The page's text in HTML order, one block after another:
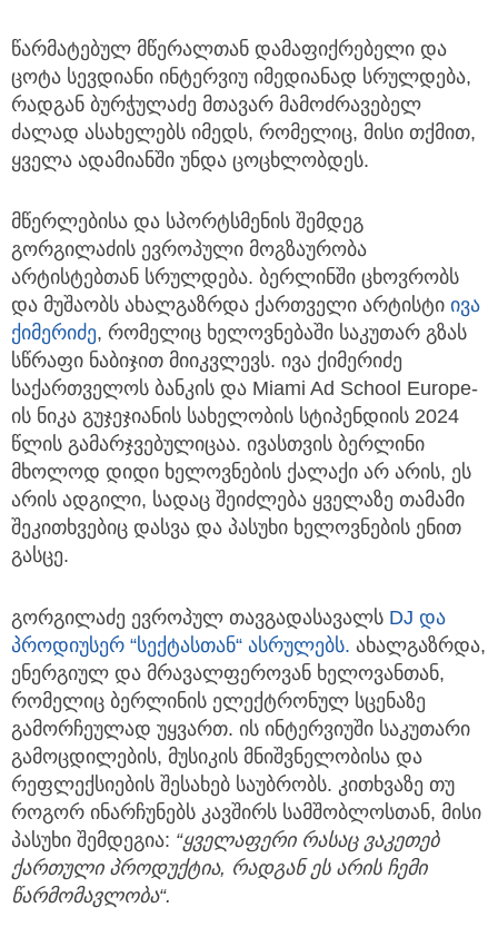
წარმატებულ მწერალთან დამაფიქრებელი და
ცოტა სევდიანი ინტერვიუ იმედიანად სრულდება,
რადგან ბურჭულაძე მთავარ მამოძრავებელ
ძალად ასახელებს იმედს, რომელიც, მისი თქმით,
ყველა ადამიანში უნდა ცოცხლობდეს.
მწერლებისა და სპორტსმენის შემდეგ
გორგილაძის ევროპული მოგზაურობა
არტისტებთან სრულდება. ბერლინში ცხოვრობს
და მუშაობს ახალგაზრდა ქართველი არტისტი ივა
ქიმერიძე, რომელიც ხელოვნებაში საკუთარ გზას
სწრაფი ნაბიჯით მიიკვლევს. ივა ქიმერიძე
საქართველოს ბანკის და Miami Ad School Europe-
ის ნიკა გუჯეჯიანის სახელობის სტიპენდიის 2024
წლის გამარჯვებულიცაა. ივასთვის ბერლინი
მხოლოდ დიდი ხელოვნების ქალაქი არ არის, ეს
არის ადგილი, სადაც შეიძლება ყველაზე თამამი
შეკითხვებიც დასვა და პასუხი ხელოვნების ენით
გასცე.
გორგილაძე ევროპულ თავგადასავალს DJ და
პროდიუსერ “სექტასთან“ ასრულებს. ახალგაზრდა,
ენერგიულ და მრავალფეროვან ხელოვანთან,
რომელიც ბერლინის ელექტრონულ სცენაზე
გამორჩეულად უყვართ. ის ინტერვიუში საკუთარი
გამოცდილების, მუსიკის მნიშვნელობისა და
რეფლექსიების შესახებ საუბრობს. კითხვაზე თუ
როგორ ინარჩუნებს კავშირს სამშობლოსთან, მისი
პასუხი შემდეგია: “ყველაფერი რასაც ვაკეთებ
ქართული პროდუქტია, რადგან ეს არის ჩემი
წარმომავლობა“.